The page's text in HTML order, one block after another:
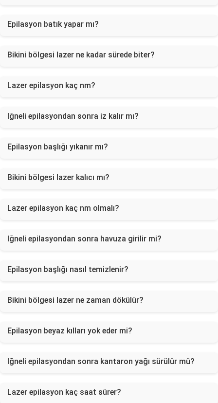
Epilasyon batık yapar mı?
Bikini bölgesi lazer ne kadar sürede biter?
Lazer epilasyon kaç nm?
Iğneli epilasyondan sonra iz kalır mı?
Epilasyon başlığı yıkanır mı?
Bikini bölgesi lazer kalıcı mı?
Lazer epilasyon kaç nm olmalı?
Iğneli epilasyondan sonra havuza girilir mi?
Epilasyon başlığı nasıl temizlenir?
Bikini bölgesi lazer ne zaman dökülür?
Epilasyon beyaz kılları yok eder mi?
Iğneli epilasyondan sonra kantaron yağı sürülür mü?
Lazer epilasyon kaç saat sürer?